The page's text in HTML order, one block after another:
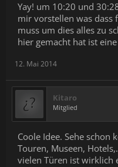
Yay! um 10:20 und
mir vorstellen was dass
muss um dies alles zu
hier gemacht hat ist
12. Mai 2014
Kitaro
Mitglied
Coole Idee. Sehe schon
Touren, Museen,
vielen Türen ist wirklich